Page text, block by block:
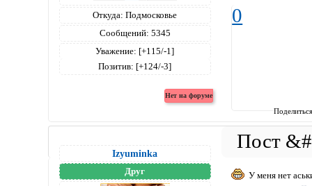
Откуда: Подмосковье
Сообщений: 5345
Уважение: [+115/-1]
Позитив: [+124/-3]
0
Izyuminka
Друг
У меня нет